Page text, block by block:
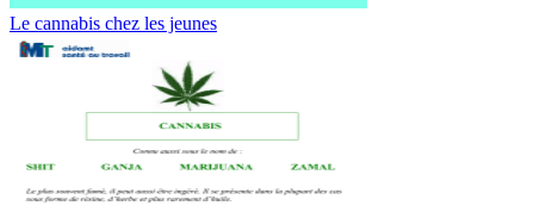
Le cannabis chez les jeunes